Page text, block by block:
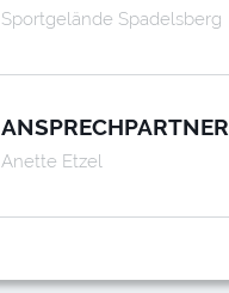
Sportgelände Spadelsberg
ANSPRECHPARTNER
Anette Etzel